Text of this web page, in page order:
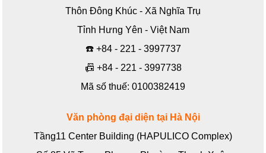
Thôn Đông Khúc - Xã Nghĩa Trụ
Tỉnh Hưng Yên - Việt Nam
☎️ +84 - 221 - 3997737
📠 +84 - 221 - 3997738
Mã số thuế: 0100382419
Văn phòng đại diện tại Hà Nội
Tầng11 Center Building (HAPULICO Complex)